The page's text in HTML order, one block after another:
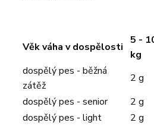
Věk váha v dospělosti
5 -
kg
dospělý pes - běžná
zátěž
2 g
dospělý pes - senior
2 g
dospělý pes - light
2 g